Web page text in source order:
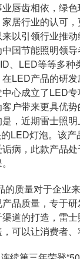
唇齿相依，绿
居行业的认可
以引领行业推
国节能照明领
、 LED等等多种
LED产品的研
心成立了LED专
户带来更具优
，近期雷士照
LED灯泡。该产
病，此款产品
的质量对于企业
品质量，专于
道的打造，雷
可以让消费者